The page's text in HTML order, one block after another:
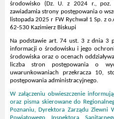
środowisko (Dz. U. z 2024 r., poz.
zawiadamia strony postępowania o
listopada 2025 r FW Rychwał 1 Sp. z
62-530 Kazimierz Biskupi
Na podstawie art. 74 ust. 3 z dnia 3
informacji o środowisku i jego
środowiska oraz o ocenach
liczba stron postępowania o
uwarunkowaniach przekracza 10,
postępowania administracyjnego.
W załączeniu obwieszczenie
oraz pisma skierowane do
Poznaniu, Dyrektora Zarządu Zlewni
Powiatowego Inspektora